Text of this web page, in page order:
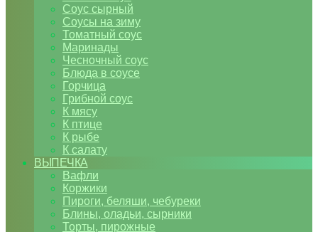
Соус сырный
Соусы на зиму
Томатный соус
Маринады
Чесночный соус
Блюда в соусе
Горчица
Грибной соус
К мясу
К птице
К рыбе
К салату
ВЫПЕЧКА
Вафли
Коржики
Пироги, беляши, чебуреки
Блины, оладьи, сырники
Торты, пирожные